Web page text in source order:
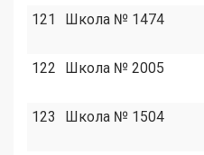
121 Школа № 1474
122 Школа № 2005
123 Школа № 1504